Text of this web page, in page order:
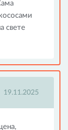
свете
19.11.2025